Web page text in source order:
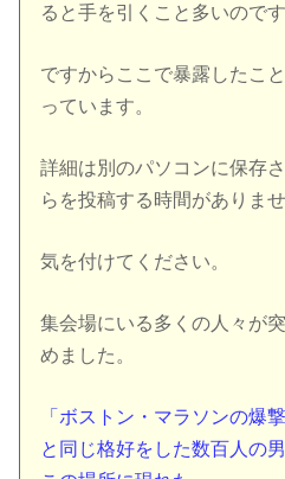
ると手を引くこと多いのです
ですからここで暴露したこ
っています。
詳細は別のパソコンに保存
らを投稿する時間がありませ
気を付けてください。
集会場にいる多くの人々が
めました。
「ボストン・マラソンの爆
と同じ格好をした数百人の